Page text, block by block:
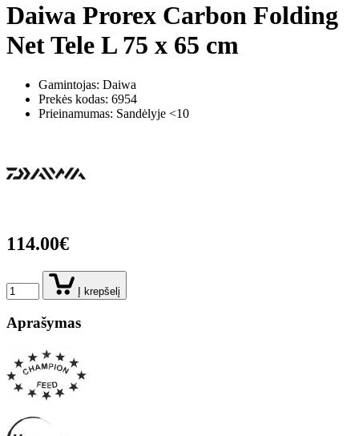
Daiwa Prorex Carbon Folding
Net Tele L 75 x 65 cm
Gamintojas: Daiwa
Prekės kodas: 6954
Prieinamumas: Sandėlyje <10
114.00€
Į krepšelį
Aprašymas